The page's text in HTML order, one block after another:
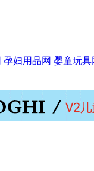
孕妇用品网 婴童玩具